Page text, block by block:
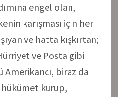
engel olan,
karışması için her
ve hatta kışkırtan;
ve Posta gibi
biraz da
hükümet kurup,